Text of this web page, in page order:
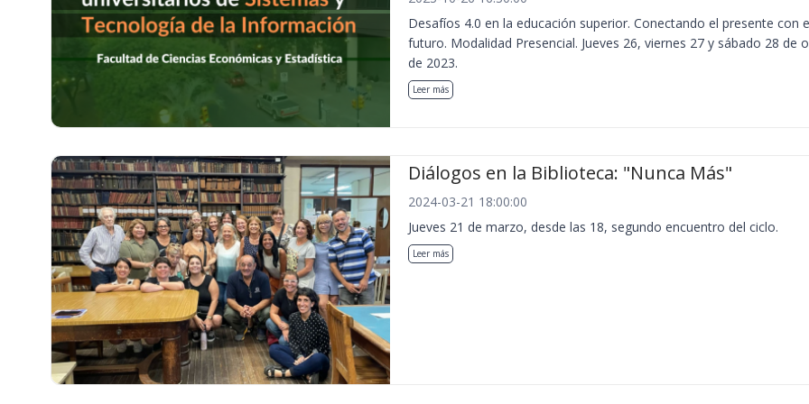
Desafíos 4.0 en la educación superior. Conectando el presente con
futuro. Modalidad Presencial. Jueves 26, viernes 27 y sábado 28 de
de 2023.
Leer más
Diálogos en la Biblioteca: "Nunca Más"
2024-03-21 18:00:00
Jueves 21 de marzo, desde las 18, segundo encuentro del ciclo.
Leer más